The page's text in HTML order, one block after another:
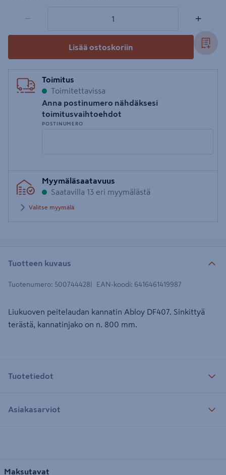
− +
Lisää ostoskoriin
Toimitus
Toimitettavissa
Anna postinumero nähdäksesi
toimitusvaihtoehdot
POSTINUMERO
postinumero
Myymäläsaatavuus
Saatavilla 13 eri myymälästä
Valitse myymälä
Tuotteen kuvaus
Tuotenumero: 500744428 EAN-koodi: 6416461419987
Liukuoven peitelaudan kannatin Abloy DF407. Sinkittyä
terästä, kannatinjako on n. 800 mm.
Tuotetiedot
Asiakasarviot
Maksutavat